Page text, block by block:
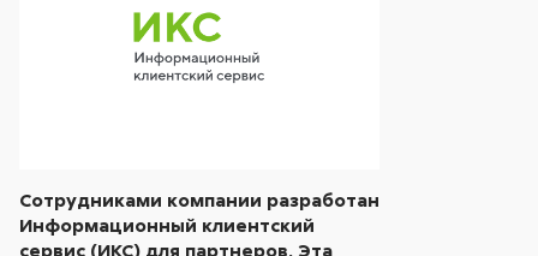
Сотрудниками компании разработан
Информационный клиентский
сервис (ИКС) для партнеров. Эта